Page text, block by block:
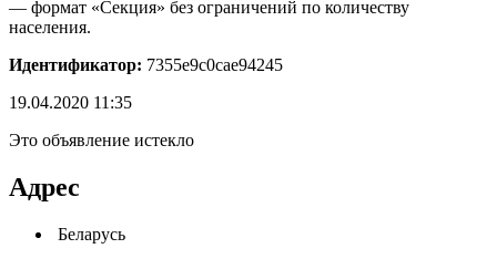
— формат «Секция» без ограничений по количеству
населения.
Идентификатор: 7355e9c0cae94245
19.04.2020 11:35
Это объявление истекло
Адрес
Беларусь